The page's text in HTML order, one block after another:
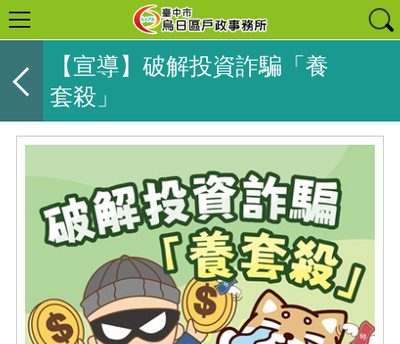
【宣導】破解投資詐騙「養
套殺」